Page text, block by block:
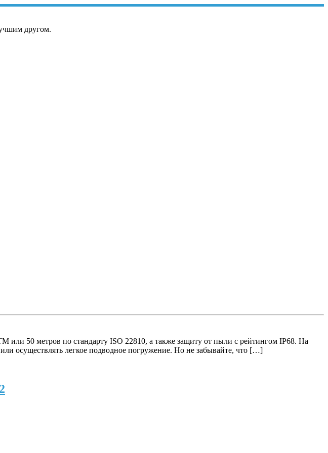
другом.
или 50 метров по стандарту ISO 22810, а также защиту от пыли с рейтингом IP68. На
осуществлять легкое подводное погружение. Но не забывайте, что […]